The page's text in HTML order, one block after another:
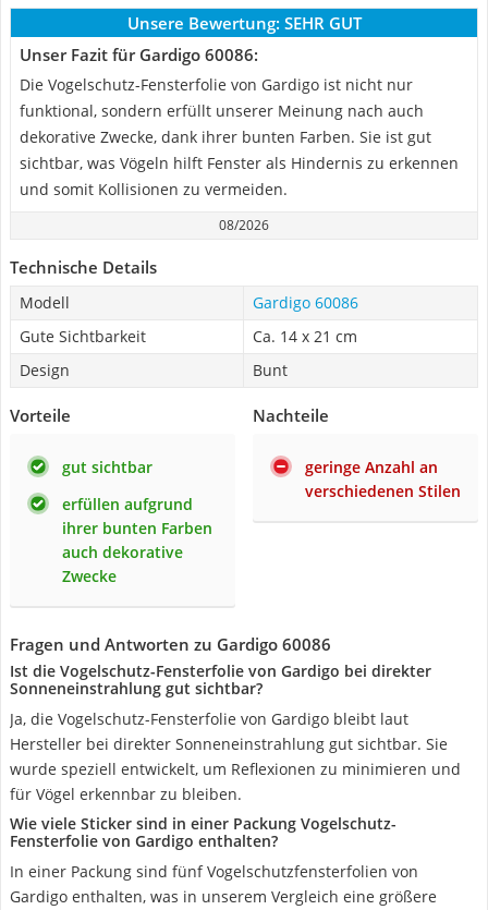
Unsere Bewertung: SEHR GUT
Unser Fazit für Gardigo 60086:
Die Vogelschutz-Fensterfolie von Gardigo ist nicht nur
funktional, sondern erfüllt unserer Meinung nach auch
dekorative Zwecke, dank ihrer bunten Farben. Sie ist gut
sichtbar, was Vögeln hilft Fenster als Hindernis zu erkennen
und somit Kollisionen zu vermeiden.
08/2026
Technische Details
Modell
Gardigo 60086
Gute Sichtbarkeit
Ca. 14 x 21 cm
Design
Bunt
Vorteile
gut sichtbar
erfüllen aufgrund
ihrer bunten Farben
auch dekorative
Zwecke
Nachteile
geringe Anzahl an
verschiedenen Stilen
Fragen und Antworten zu Gardigo 60086
Ist die Vogelschutz-Fensterfolie von Gardigo bei direkter
Sonneneinstrahlung gut sichtbar?
Ja, die Vogelschutz-Fensterfolie von Gardigo bleibt laut
Hersteller bei direkter Sonneneinstrahlung gut sichtbar. Sie
wurde speziell entwickelt, um Reflexionen zu minimieren und
für Vögel erkennbar zu bleiben.
Wie viele Sticker sind in einer Packung Vogelschutz-
Fensterfolie von Gardigo enthalten?
In einer Packung sind fünf Vogelschutzfensterfolien von
Gardigo enthalten, was in unserem Vergleich eine größere